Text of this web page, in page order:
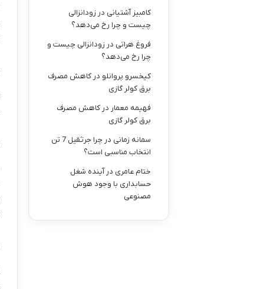
کامبیز آشتیانی در زودانزالی
چیست و چرا رخ می‌دهد؟
فروغ هراتی در زودانزالی چیست و
چرا رخ می‌دهد؟
کیخسرو پروانلو درکاهش مصرف
برق کولر گازی
فهیمه معمار درکاهش مصرف
برق کولر گازی
سمانه زمانی در
چرا جرثقیل 7 تن
انتخاب مناسبی است؟
ختام عامری درآینده شغل
حسابداری با وجود هوش
مصنوعی